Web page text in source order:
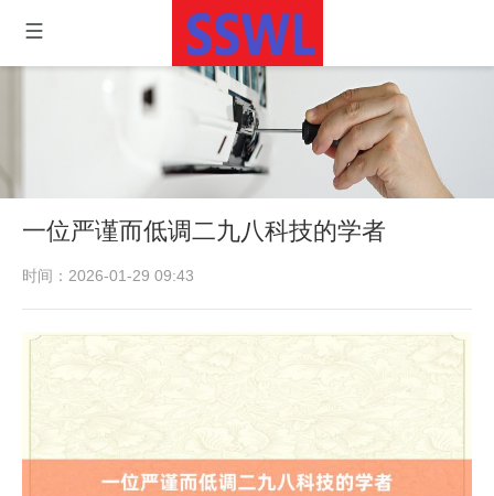
一位严谨而低调二九八科技的学者
时间：2026-01-29 09:43